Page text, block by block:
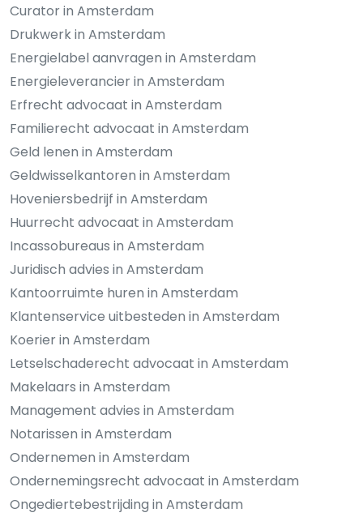
Curator in Amsterdam
Drukwerk in Amsterdam
Energielabel aanvragen in Amsterdam
Energieleverancier in Amsterdam
Erfrecht advocaat in Amsterdam
Familierecht advocaat in Amsterdam
Geld lenen in Amsterdam
Geldwisselkantoren in Amsterdam
Hoveniersbedrijf in Amsterdam
Huurrecht advocaat in Amsterdam
Incassobureaus in Amsterdam
Juridisch advies in Amsterdam
Kantoorruimte huren in Amsterdam
Klantenservice uitbesteden in Amsterdam
Koerier in Amsterdam
Letselschaderecht advocaat in Amsterdam
Makelaars in Amsterdam
Management advies in Amsterdam
Notarissen in Amsterdam
Ondernemen in Amsterdam
Ondernemingsrecht advocaat in Amsterdam
Ongediertebestrijding in Amsterdam